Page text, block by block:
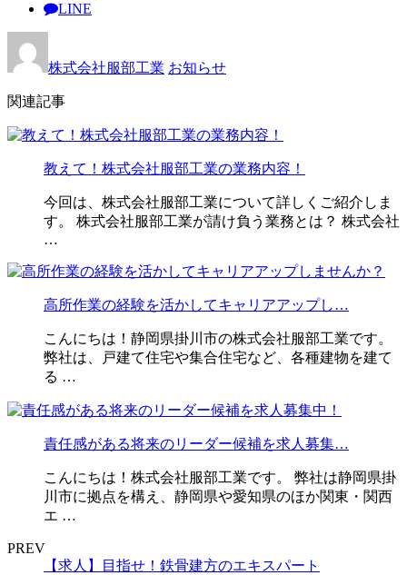
LINE
株式会社服部工業 お知らせ
関連記事
教えて！株式会社服部工業の業務内容！
今回は、株式会社服部工業について詳しくご紹介しま
す。 株式会社服部工業が請け負う業務とは？ 株式会社
…
高所作業の経験を活かしてキャリアアップし…
こんにちは！静岡県掛川市の株式会社服部工業です。
弊社は、戸建て住宅や集合住宅など、各種建物を建て
る …
責任感がある将来のリーダー候補を求人募集…
こんにちは！株式会社服部工業です。 弊社は静岡県掛
川市に拠点を構え、静岡県や愛知県のほか関東・関西
エ …
PREV
【求人】目指せ！鉄骨建方のエキスパート